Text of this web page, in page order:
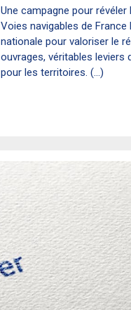
Une campagne pour
Voies navigables de France
nationale pour valoriser le
ouvrages, véritables leviers
pour les territoires. (...)